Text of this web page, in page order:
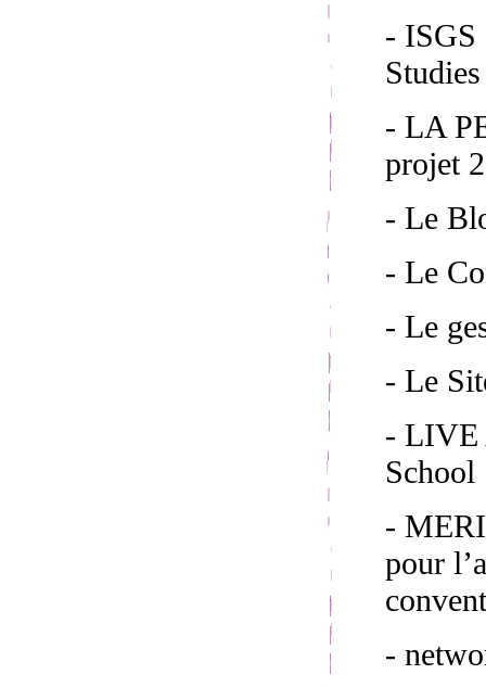
- ISGS
Studies
- LA
projet
- Le
- Le
- Le
- Le
- LIVE
School
-
pour
-